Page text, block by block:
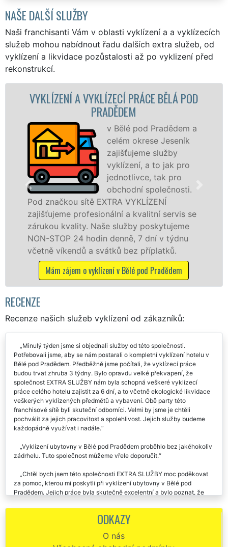
NAŠE DALŠÍ SLUŽBY
Naši franchisanti Vám v oblasti vyklízení a a vyklízecích
služeb mohou nabídnout řadu dalších extra služeb, od
vyklízení a likvidace pozůstalosti až po vyklizení před
rekonstrukcí.
A VYKLÍZECÍ PRÁCE BĚLÁ POD
v Bělé pod Pradědem a
celém okrese Jeseník
zajišťujeme služby
vyklízení, a to jak pro
jednotlivce, tak pro
obchodní společnosti.
sítě EXTRA VYKLÍZENÍ
profesionální a kvalitní servis se
Naše služby poskytujeme
24 hodin denně, 7 dní v týdnu
a svátků bez příplatků.
o vyklízení v Bělé pod Pradědem
tuto službu
osobám se
práce, a to
Mám zájem
RECENZE
Recenze našich služeb vyklízení od zákazníků:
Minulý týden jsme si objednali služby od této společnosti.
Potřebovali jsme, aby se nám postarali o kompletní vyklízení hotelu v
Bělé pod Pradědem. Předběžně jsme počítali, že vyklízecí práce
budou trvat zhruba 3 týdny. Bylo opravdu velké překvapení, že
společnost EXTRA SLUŽBY nám byla schopná veškeré vyklízecí
práce celého hotelu zajistit za 6 dní, a to včetně ekologické likvidace
veškerých vyklizených předmětů a vybavení. Obě party této
franchisové sítě byli skuteční odborníci. Velmi by jsme je chtěli
pochválit za jejich pracovitost a spolehlivost. Jejich služby budeme
každopádně využívat i nadále.
Vyklízení ubytovny v Bělé pod Pradědem proběhlo bez jakéhokoliv
zádrhelu. Tuto společnost můžeme vřele doporučit.
Chtěl bych jsem této společnosti EXTRA SLUŽBY moc poděkovat
za pomoc, kterou mi poskytli při vyklízení ubytovny v Bělé pod
Pradědem. Jejich práce byla skutečně excelentní a bylo poznat, že
Společnost EXTRA SLUŽBY nám zajišťovala kompletní vyklízení
výborná cena za vyklízení. Doporučujeme.
ODKAZY
O nás